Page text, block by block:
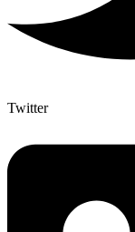
Twitter